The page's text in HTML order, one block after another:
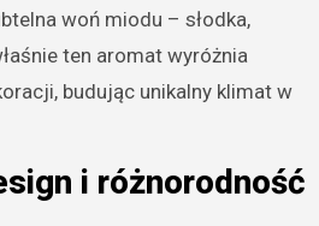
woń miodu – słodka,
ten aromat wyróżnia
budując unikalny klimat w
i różnorodność